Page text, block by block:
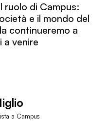
ruolo di Campus:
e il mondo del
continueremo a
a venire
a Campus